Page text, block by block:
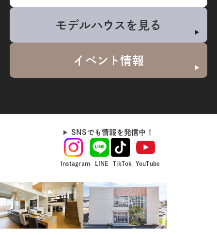
モデルハウスを見る
イベント情報
SNSでも情報を発信中！
Instagram LINE TikTok YouTube